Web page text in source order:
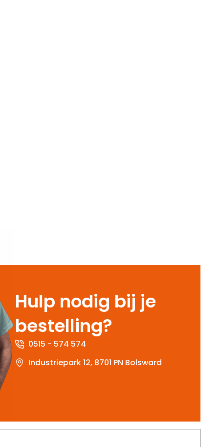
Hulp nodig bij je
bestelling?
0515 - 574 574
Industriepark 12, 8701 PN Bolsward